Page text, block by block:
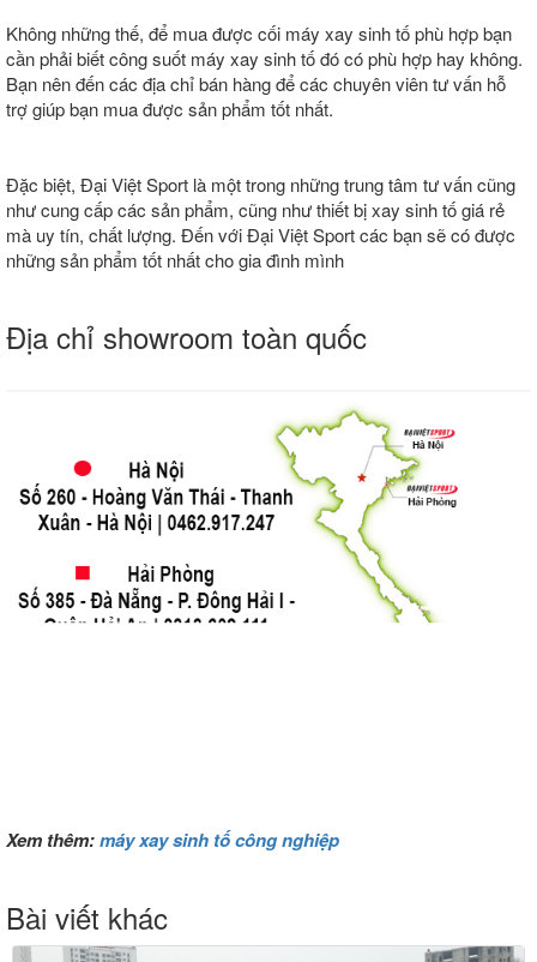
Không những thế, để mua được cối máy xay sinh tố phù hợp bạn
cần phải biết công suốt máy xay sinh tố đó có phù hợp hay không.
Bạn nên đến các địa chỉ bán hàng để các chuyên viên tư vấn hỗ
trợ giúp bạn mua được sản phẩm tốt nhất.
Đặc biệt, Đại Việt Sport là một trong những trung tâm tư vấn cũng
như cung cấp các sản phẩm, cũng như thiết bị xay sinh tố giá rẻ
mà uy tín, chất lượng. Đến với Đại Việt Sport các bạn sẽ có được
những sản phẩm tốt nhất cho gia đình mình
Địa chỉ showroom toàn quốc
Xem thêm:máy xay sinh tố công nghiệp
Bài viết khác